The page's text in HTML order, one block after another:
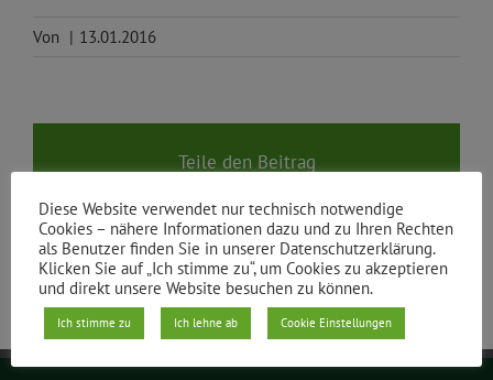
Von | 13.01.2016
Teile den Beitrag
Diese Website verwendet nur technisch notwendige
Cookies – nähere Informationen dazu und zu Ihren Rechten
als Benutzer finden Sie in unserer Datenschutzerklärung.
Klicken Sie auf „Ich stimme zu“, um Cookies zu akzeptieren
und direkt unsere Website besuchen zu können.
Ich stimme zu Ich lehne ab Cookie Einstellungen